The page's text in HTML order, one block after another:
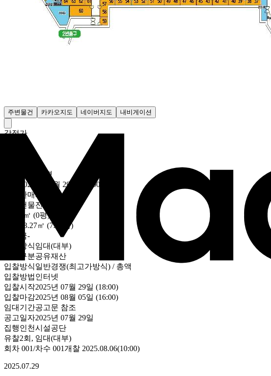
주변물건 카카오지도 네이버지도 내비게이션
감정가
138만600원
19만6107원/평
2025년 07월 29일 (18:00)
판매시설
건물전체
0㎡ (0평)
23.27㎡ (7.04평)
보증금-
처분방식임대(대부)
자산구분공유재산
입찰방식일반경쟁(최고가방식) / 총액
입찰방법인터넷
입찰시작2025년 07월 29일 (18:00)
입찰마감2025년 08월 05일 (16:00)
임대기간공고문 참조
공고일자2025년 07월 29일
집행인천시설공단
유찰2회 , 임대(대부)
회차 001/차수 001개찰 2025.08.06(10:00)
2025.07.29